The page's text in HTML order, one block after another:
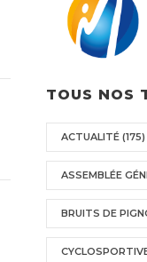
TOUS NOS
ACTUALITÉ (175)
ASSEMBLÉE
BRUITS DE